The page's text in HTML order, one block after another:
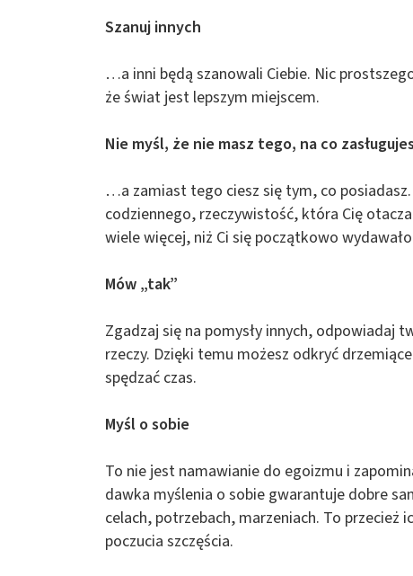
Szanuj innych
…a inni będą szanowali Ciebie. Nic
że świat jest lepszym miejscem.
Nie myśl, że nie masz tego, na co
…a zamiast tego ciesz się tym, co
codziennego, rzeczywistość, która Cię
wiele więcej, niż Ci się początkowo
Mów „tak”
Zgadzaj się na pomysły innych, odpowiadaj
rzeczy. Dzięki temu możesz odkryć
spędzać czas.
Myśl o sobie
To nie jest namawianie do egoizmu i
dawka myślenia o sobie gwarantuje dobre
celach, potrzebach, marzeniach. To przecież
poczucia szczęścia.